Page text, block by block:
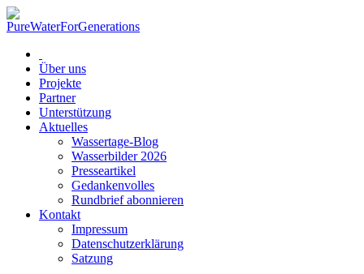
Über uns
Projekte
Partner
Unterstützung
Aktuelles
Wassertage-Blog
Wasserbilder 2026
Presseartikel
Gedankenvolles
Rundbrief abonnieren
Kontakt
Impressum
Datenschutzerklärung
Satzung